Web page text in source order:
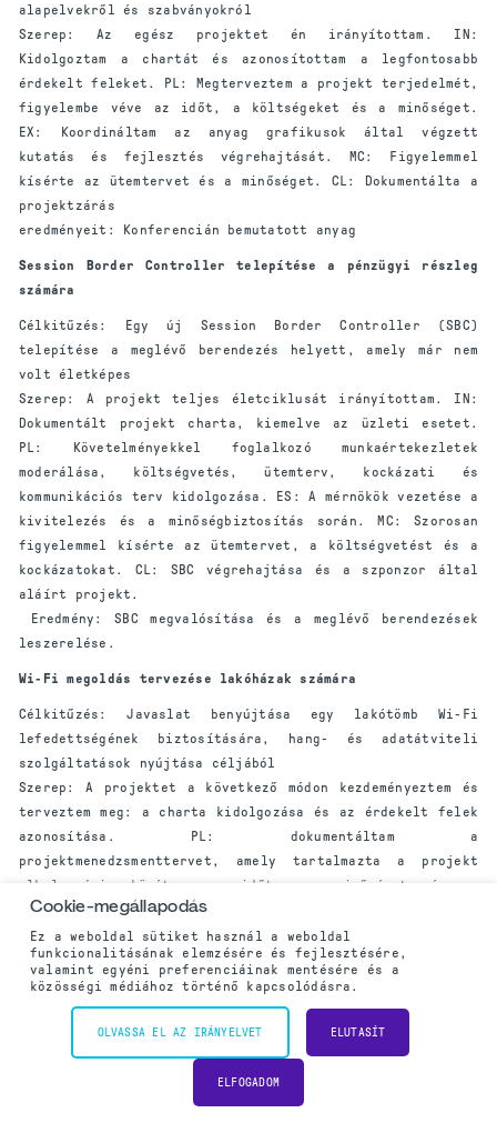
alapelvekről és szabványokról
Szerep: Az egész projektet én irányítottam. IN:
Kidolgoztam a chartát és azonosítottam a legfontosabb
érdekelt feleket. PL: Megterveztem a projekt terjedelmét,
figyelembe véve az időt, a költségeket és a minőséget.
EX: Koordináltam az anyag grafikusok által végzett
kutatás és fejlesztés végrehajtását. MC: Figyelemmel
kísérte az ütemtervet és a minőséget. CL: Dokumentálta a
projektzárás
eredményeit: Konferencián bemutatott anyag
Session Border Controller telepítése a pénzügyi részleg
számára
Célkitűzés: Egy új Session Border Controller (SBC)
telepítése a meglévő berendezés helyett, amely már nem
volt életképes
Szerep: A projekt teljes életciklusát irányítottam. IN:
Dokumentált projekt charta, kiemelve az üzleti esetet.
PL: Követelményekkel foglalkozó munkaértekezletek
moderálása, költségvetés, ütemterv, kockázati és
kommunikációs terv kidolgozása. ES: A mérnökök vezetése a
kivitelezés és a minőségbiztosítás során. MC: Szorosan
figyelemmel kísérte az ütemtervet, a költségvetést és a
kockázatokat. CL: SBC végrehajtása és a szponzor által
aláírt projekt.
Eredmény: SBC megvalósítása és a meglévő berendezések
leszerelése.
Wi-Fi megoldás tervezése lakóházak számára
Célkitűzés: Javaslat benyújtása egy lakótömb Wi-Fi
lefedettségének biztosítására, hang- és adatátviteli
szolgáltatások nyújtása céljából
Szerep: A projektet a következő módon kezdeményeztem és
terveztem meg: a charta kidolgozása és az érdekelt felek
azonosítása. PL: dokumentáltam a
projektmenedzsmenttervet, amely tartalmazta a projekt
alkalmazási körét, az időt, a minőséget és a
kockázatkezelési terveket. EX: irányítottam a csapatot a
kivitelezés során, miközben MC: ellenőriztem a hatályt és
a minőséget. CL: határidőre benyújtottam a pályázatot,
megvalósítható megoldással, amely megfelelt az ügyfelek
igényeine. Átfogó ajánlat benyújtása az ügyfélnek
Hogyan töltsem ki a vizsga részletei részt?
Cookie-megállapodás
Ez a weboldal sütiket használ a weboldal
funkcionalitásának elemzésére és fejlesztésére,
valamint egyéni preferenciáinak mentésére és a
közösségi médiához történő kapcsolódásra.
OLVASSA EL AZ IRÁNYELVET ELUTASÍT
ELFOGADOM